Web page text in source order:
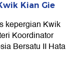
Kian Gie
kepergian Kwik
Koordinator
Bersatu II Hata